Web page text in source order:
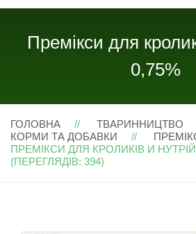
Премікси для
0,75%
ГОЛОВНА
ТВАРИННИЦТВО
КОРМИ ТА ДОБАВКИ
ПРЕМІКСИ ДЛЯ КРОЛИКІВ И НУТРІЙ
(ПЕРЕГЛЯДІВ: 394)